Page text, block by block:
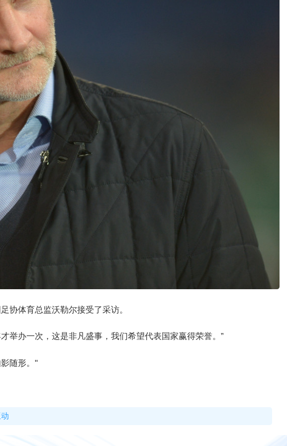
协体育总监沃勒尔接受了采访。
举办一次，这是非凡盛事，我们希望代表国家赢得荣誉。”
随形。"